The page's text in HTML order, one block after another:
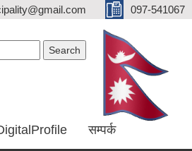
097-541067
सम्पर्क